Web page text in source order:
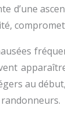
d’une
au